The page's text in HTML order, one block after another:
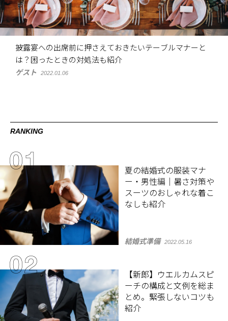
披露宴への出席前に押さえておきたいテーブルマナーと
は？困ったときの対処法も紹介
ゲスト 2022.01.06
RANKING
夏の結婚式の服装マナ
ー・男性編｜暑さ対策や
スーツのおしゃれな着こ
なしも紹介
結婚式準備 2022.05.16
【新郎】ウエルカムスピ
ーチの構成と文例を総ま
とめ。緊張しないコツも
紹介